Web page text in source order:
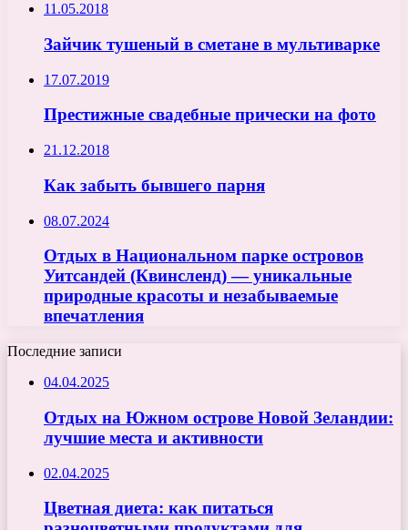
11.05.2018
Зайчик тушеный в сметане в мультиварке
17.07.2019
Престижные свадебные прически на фото
21.12.2018
Как забыть бывшего парня
08.07.2024
Отдых в Национальном парке островов
Уитсандей (Квинсленд) — уникальные
природные красоты и незабываемые
впечатления
Последние записи
04.04.2025
Отдых на Южном острове Новой Зеландии:
лучшие места и активности
02.04.2025
Цветная диета: как питаться